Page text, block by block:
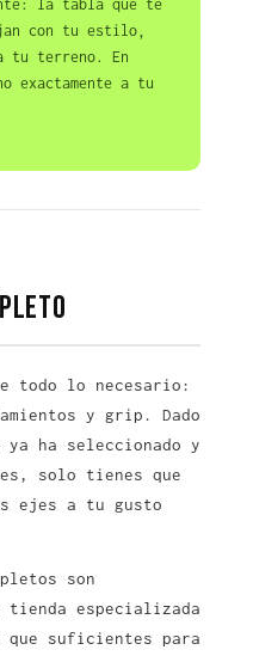
la tabla que te
con tu estilo,
tu terreno. En
exactamente a tu
todo lo necesario:
y grip. Dado
ha seleccionado y
solo tienes que
ejes a tu gusto
son
tienda especializada
que suficientes para